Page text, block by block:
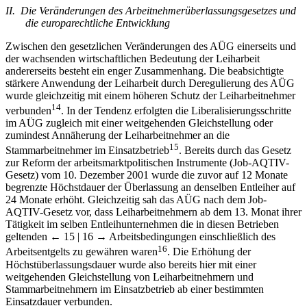
II. Die Veränderungen des Arbeitnehmerüberlassungsgesetzes und
die europarechtliche Entwicklung
Zwischen den gesetzlichen Veränderungen des AÜG einerseits und
der wachsenden wirtschaftlichen Bedeutung der Leiharbeit
andererseits besteht ein enger Zusammenhang. Die beabsichtigte
stärkere Anwendung der Leiharbeit durch Deregulierung des AÜG
wurde gleichzeitig mit einem höheren Schutz der Leiharbeitnehmer
verbunden14. In der Tendenz erfolgten die Liberalisierungsschritte
im AÜG zugleich mit einer weitgehenden Gleichstellung oder
zumindest Annäherung der Leiharbeitnehmer an die
Stammarbeitnehmer im Einsatzbetrieb15. Bereits durch das Gesetz
zur Reform der arbeitsmarktpolitischen Instrumente (Job-AQTIV-
Gesetz) vom 10. Dezember 2001 wurde die zuvor auf 12 Monate
begrenzte Höchstdauer der Überlassung an denselben Entleiher auf
24 Monate erhöht. Gleichzeitig sah das AÜG nach dem Job-
AQTIV-Gesetz vor, dass Leiharbeitnehmern ab dem 13. Monat ihrer
Tätigkeit im selben Entleihunternehmen die in diesen Betrieben
geltenden ← 15 | 16 → Arbeitsbedingungen einschließlich des
Arbeitsentgelts zu gewähren waren16. Die Erhöhung der
Höchstüberlassungsdauer wurde also bereits hier mit einer
weitgehenden Gleichstellung von Leiharbeitnehmern und
Stammarbeitnehmern im Einsatzbetrieb ab einer bestimmten
Einsatzdauer verbunden.